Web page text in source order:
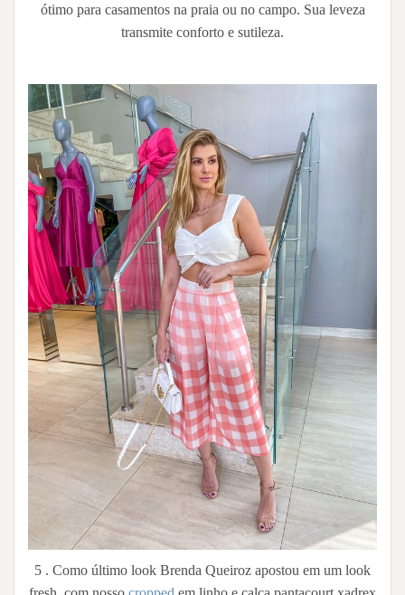
ótimo para casamentos na praia ou no campo. Sua leveza
transmite conforto e sutileza.
5 . Como último look Brenda Queiroz apostou em um look